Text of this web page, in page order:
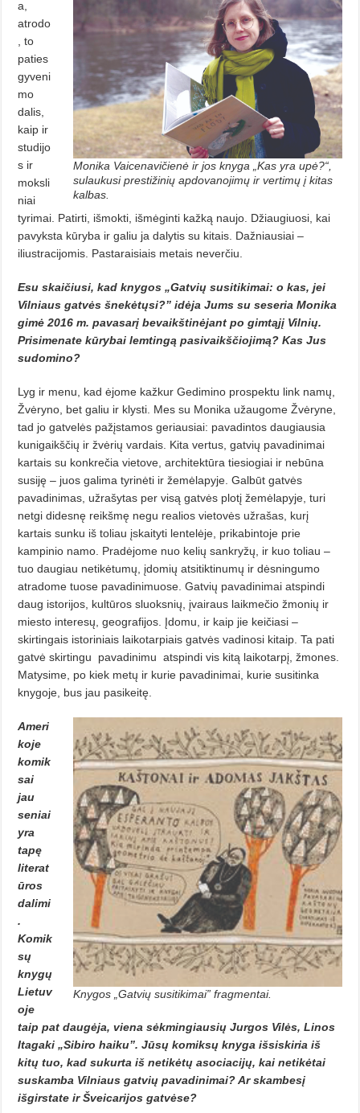
Monika Vaicenavičienė ir jos knyga „Kas yra upė?“,
sulaukusi prestižinių apdovanojimų ir vertimų į kitas
kalbas.
a,
atrodo
, to
paties
gyveni
mo
dalis,
kaip ir
studijo
s ir
moksli
niai
tyrimai. Patirti, išmokti, išmėginti kažką naujo. Džiaugiuosi, kai
pavyksta kūryba ir galiu ja dalytis su kitais. Dažniausiai –
iliustracijomis. Pastaraisiais metais neverčiu.
Esu skaičiusi, kad knygos „Gatvių susitikimai: o kas, jei
Vilniaus gatvės šnekėtųsi?” idėja Jums su seseria Monika
gimė 2016 m. pavasarį bevaikštinėjant po gimtąjį Vilnių.
Prisimenate kūrybai lemtingą pasivaikščiojimą? Kas Jus
sudomino?
Lyg ir menu, kad ėjome kažkur Gedimino prospektu link namų,
Žvėryno, bet galiu ir klysti. Mes su Monika užaugome Žvėryne,
tad jo gatvelės pažįstamos geriausiai: pavadintos daugiausia
kunigaikščių ir žvėrių vardais. Kita vertus, gatvių pavadinimai
kartais su konkrečia vietove, architektūra tiesiogiai ir nebūna
susiję – juos galima tyrinėti ir žemėlapyje. Galbūt gatvės
pavadinimas, užrašytas per visą gatvės plotį žemėlapyje, turi
netgi didesnę reikšmę negu realios vietovės užrašas, kurį
kartais sunku iš toliau įskaityti lentelėje, prikabintoje prie
kampinio namo. Pradėjome nuo kelių sankryžų, ir kuo toliau –
tuo daugiau netikėtumų, įdomių atsitiktinumų ir dėsningumo
atradome tuose pavadinimuose. Gatvių pavadinimai atspindi
daug istorijos, kultūros sluoksnių, įvairaus laikmečio žmonių ir
miesto interesų, geografijos. Įdomu, ir kaip jie keičiasi –
skirtingais istoriniais laikotarpiais gatvės vadinosi kitaip. Ta pati
gatvė skirtingu
pavadinimu atspindi vis kitą laikotarpį, žmones.
Matysime, po kiek metų ir kurie pavadinimai, kurie susitinka
knygoje, bus jau pasikeitę.
Knygos „Gatvių susitikimai” fragmentai.
Ameri
koje
komik
sai
jau
seniai
yra
tapę
literat
ūros
dalimi
.
Komik
sų
knygų
Lietuv
oje
taip pat daugėja, viena sėkmingiausių Jurgos Vilės, Linos
Itagaki „Sibiro haiku”. Jūsų komiksų knyga išsiskiria iš
kitų tuo, kad sukurta iš netikėtų asociacijų, kai netikėtai
suskamba Vilniaus gatvių pavadinimai? Ar skambesį
išgirstate ir Šveicarijos gatvėse?